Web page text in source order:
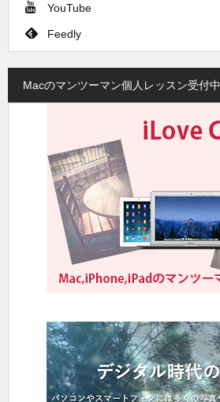
YouTube
Feedly
Macのマンツーマン個人レッスン受付中